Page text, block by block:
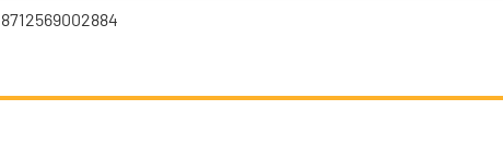
8712569002884